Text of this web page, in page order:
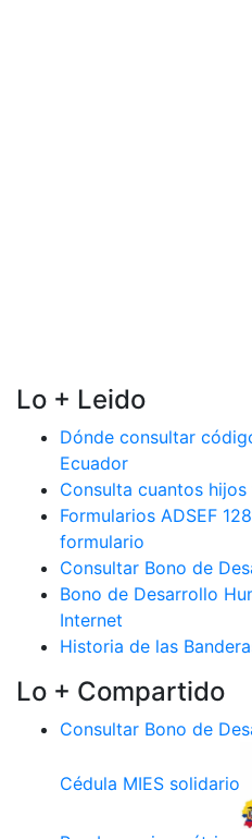
Lo + Leido
Dónde consultar
Ecuador
Consulta cuantos
Formularios ADSEF
formulario
Consultar Bono de
Bono de Desarrollo
Internet
Historia de las
Lo + Compartido
Consultar Bono de
Cédula MIES solidario